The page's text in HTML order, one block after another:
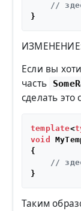
//
Если вы
часть
сделать
template<
void
{
//
Таким